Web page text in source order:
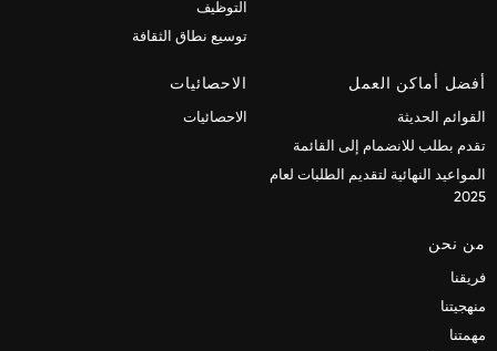
التوظيف
توسيع نطاق الثقافة
أفضل أماكن العمل
القوائم الحديثة
تقدم بطلب للانضمام إلى القائمة
المواعيد النهائية لتقديم الطلبات لعام
2025
الاحصائيات
الاحصائيات
من نحن
فريقنا
منهجيتنا
مهمتنا